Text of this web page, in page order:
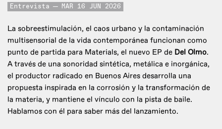
Entrevista MAR 16 JUN 2026
La sobreestimulación, el caos urbano y la contaminación
multisensorial de la vida contemporánea funcionan como
punto de partida para Materials, el nuevo EP de Del Olmo.
A través de una sonoridad sintética, metálica e inorgánica,
el productor radicado en Buenos Aires desarrolla una
propuesta inspirada en la corrosión y la transformación de
la materia, y mantiene el vínculo con la pista de baile.
Hablamos con él para saber más del lanzamiento.